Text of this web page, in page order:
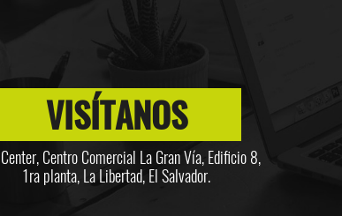
VISÍTANOS
Centro Comercial La Gran Vía, Edificio 8,
1ra planta, La Libertad, El Salvador.